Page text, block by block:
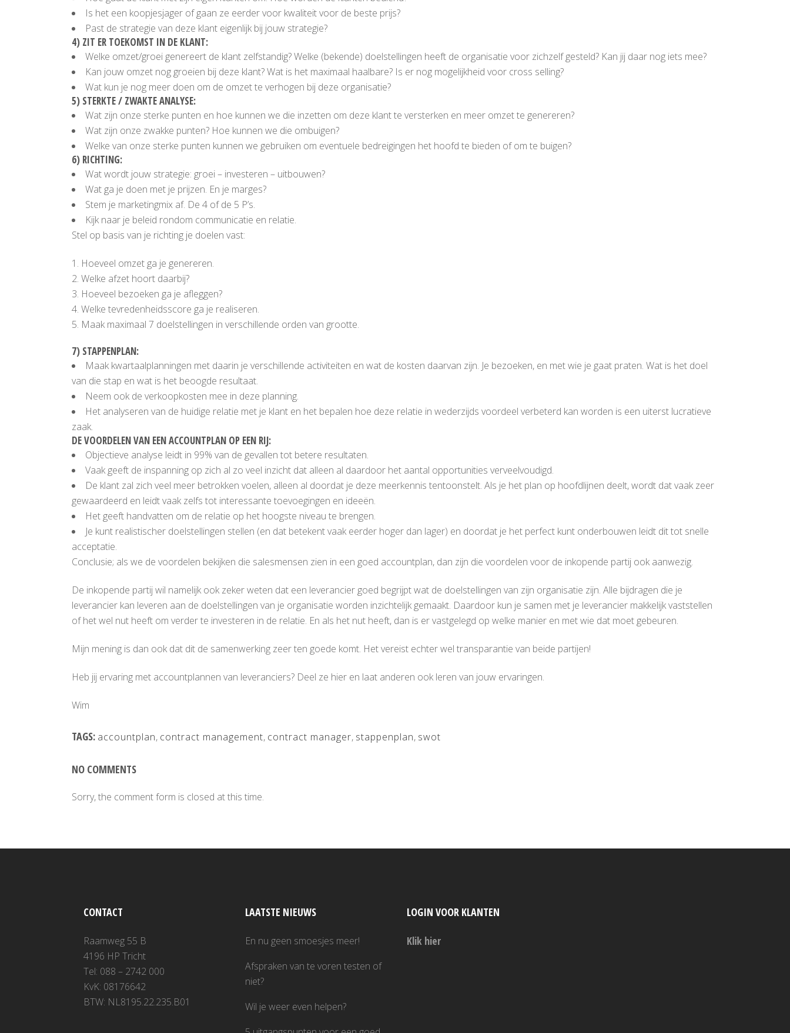
Is het een koopjesjager of gaan ze eerder voor kwaliteit voor de beste prijs?
Past de strategie van deze klant eigenlijk bij jouw strategie?
4) ZIT ER TOEKOMST IN DE KLANT:
Welke omzet/groei genereert de klant zelfstandig? Welke (bekende) doelstellingen heeft de organisatie voor zichzelf gesteld? Kan jij daar nog iets mee?
Kan jouw omzet nog groeien bij deze klant? Wat is het maximaal haalbare? Is er nog mogelijkheid voor cross selling?
Wat kun je nog meer doen om de omzet te verhogen bij deze organisatie?
5) STERKTE / ZWAKTE ANALYSE:
Wat zijn onze sterke punten en hoe kunnen we die inzetten om deze klant te versterken en meer omzet te genereren?
Wat zijn onze zwakke punten? Hoe kunnen we die ombuigen?
Welke van onze sterke punten kunnen we gebruiken om eventuele bedreigingen het hoofd te bieden of om te buigen?
6) RICHTING:
Wat wordt jouw strategie: groei – investeren – uitbouwen?
Wat ga je doen met je prijzen. En je marges?
Stem je marketingmix af. De 4 of de 5 P’s.
Kijk naar je beleid rondom communicatie en relatie.
Stel op basis van je richting je doelen vast:
1. Hoeveel omzet ga je genereren.
2. Welke afzet hoort daarbij?
3. Hoeveel bezoeken ga je afleggen?
4. Welke tevredenheidsscore ga je realiseren.
5. Maak maximaal 7 doelstellingen in verschillende orden van grootte.
7) STAPPENPLAN:
Maak kwartaalplanningen met daarin je verschillende activiteiten en wat de kosten daarvan zijn. Je bezoeken, en met wie je gaat praten. Wat is het doel
van die stap en wat is het beoogde resultaat.
Neem ook de verkoopkosten mee in deze planning.
Het analyseren van de huidige relatie met je klant en het bepalen hoe deze relatie in wederzijds voordeel verbeterd kan worden is een uiterst lucratieve
zaak.
DE VOORDELEN VAN EEN ACCOUNTPLAN OP EEN RIJ:
Objectieve analyse leidt in 99% van de gevallen tot betere resultaten.
Vaak geeft de inspanning op zich al zo veel inzicht dat alleen al daardoor het aantal opportunities verveelvoudigd.
De klant zal zich veel meer betrokken voelen, alleen al doordat je deze meerkennis tentoonstelt. Als je het plan op hoofdlijnen deelt, wordt dat vaak zeer
gewaardeerd en leidt vaak zelfs tot interessante toevoegingen en ideeën.
Het geeft handvatten om de relatie op het hoogste niveau te brengen.
Je kunt realistischer doelstellingen stellen (en dat betekent vaak eerder hoger dan lager) en doordat je het perfect kunt onderbouwen leidt dit tot snelle
acceptatie.
Conclusie; als we de voordelen bekijken die salesmensen zien in een goed accountplan, dan zijn die voordelen voor de inkopende partij ook aanwezig.
De inkopende partij wil namelijk ook zeker weten dat een leverancier goed begrijpt wat de doelstellingen van zijn organisatie zijn. Alle bijdragen die je
leverancier kan leveren aan de doelstellingen van je organisatie worden inzichtelijk gemaakt. Daardoor kun je samen met je leverancier makkelijk vaststellen
of het wel nut heeft om verder te investeren in de relatie. En als het nut heeft, dan is er vastgelegd op welke manier en met wie dat moet gebeuren.
Mijn mening is dan ook dat dit de samenwerking zeer ten goede komt. Het vereist echter wel transparantie van beide partijen!
Heb jij ervaring met accountplannen van leveranciers? Deel ze hier en laat anderen ook leren van jouw ervaringen.
Wim
TAGS: accountplan, contract management, contract manager, stappenplan, swot
NO COMMENTS
Sorry, the comment form is closed at this time.
CONTACT
Raamweg 55 B
4196 HP Tricht
Tel: 088 – 2742 000
KvK: 08176642
BTW: NL8195.22.235.B01
LAATSTE NIEUWS
En nu geen smoesjes meer!
Afspraken van te voren testen of
niet?
Wil je weer even helpen?
LOGIN VOOR KLANTEN
Klik hier